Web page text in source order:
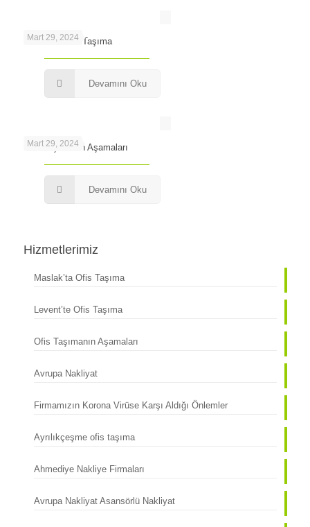
Mart 29, 2024
Levent’te Ofis Taşıma
Devamını Oku
Mart 29, 2024
Ofis Taşımanın Aşamaları
Devamını Oku
Hizmetlerimiz
Maslak’ta Ofis Taşıma
Levent’te Ofis Taşıma
Ofis Taşımanın Aşamaları
Avrupa Nakliyat
Firmamızın Korona Virüse Karşı Aldığı Önlemler
Ayrılıkçeşme ofis taşıma
Ahmediye Nakliye Firmaları
Avrupa Nakliyat Asansörlü Nakliyat